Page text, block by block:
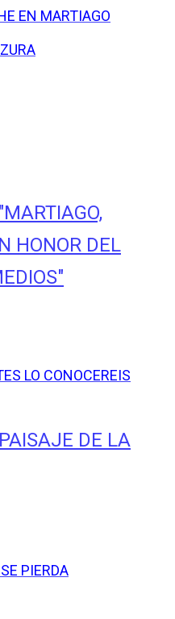
EN MARTIAGO
HONOR DEL
LO CONOCEREIS
DE LA
PIERDA